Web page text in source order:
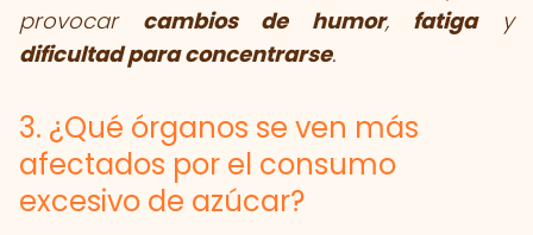
provocar cambios de humor, fatigay
dificultad para concentrarse.
3. ¿Qué órganos se ven más
afectados por el consumo
excesivo de azúcar?